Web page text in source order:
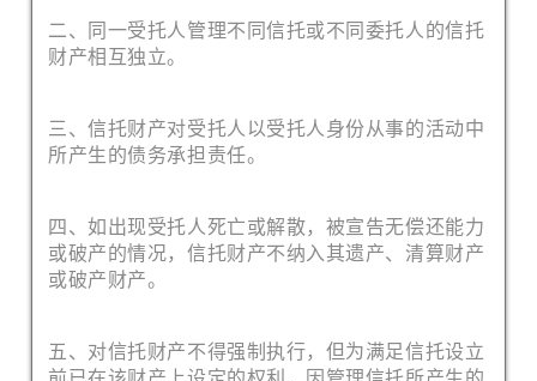
二、同一受托人管理不同信托或不同委托人的信托
财产相互独立。
三、信托财产对受托人以受托人身份从事的活动中
所产生的债务承担责任。
四、如出现受托人死亡或解散，被宣告无偿还能力
或破产的情况，信托财产不纳入其遗产、清算财产
或破产财产。
五、对信托财产不得强制执行，但为满足信托设立